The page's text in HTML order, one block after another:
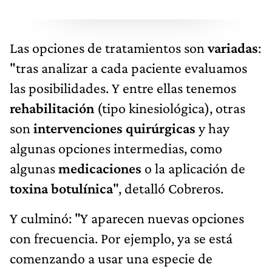
Las opciones de tratamientos sonvariadas:
"tras analizar a cada paciente evaluamos
las posibilidades. Y entre ellas tenemos
rehabilitación (tipo kinesiológica), otras
son intervenciones quirúrgicas y hay
algunas opciones intermedias, como
algunasmedicaciones o la aplicación de
toxina botulínica", detalló Cobreros.
Y culminó: "Y aparecen nuevas opciones
con frecuencia. Por ejemplo, ya se está
comenzando a usar una especie de